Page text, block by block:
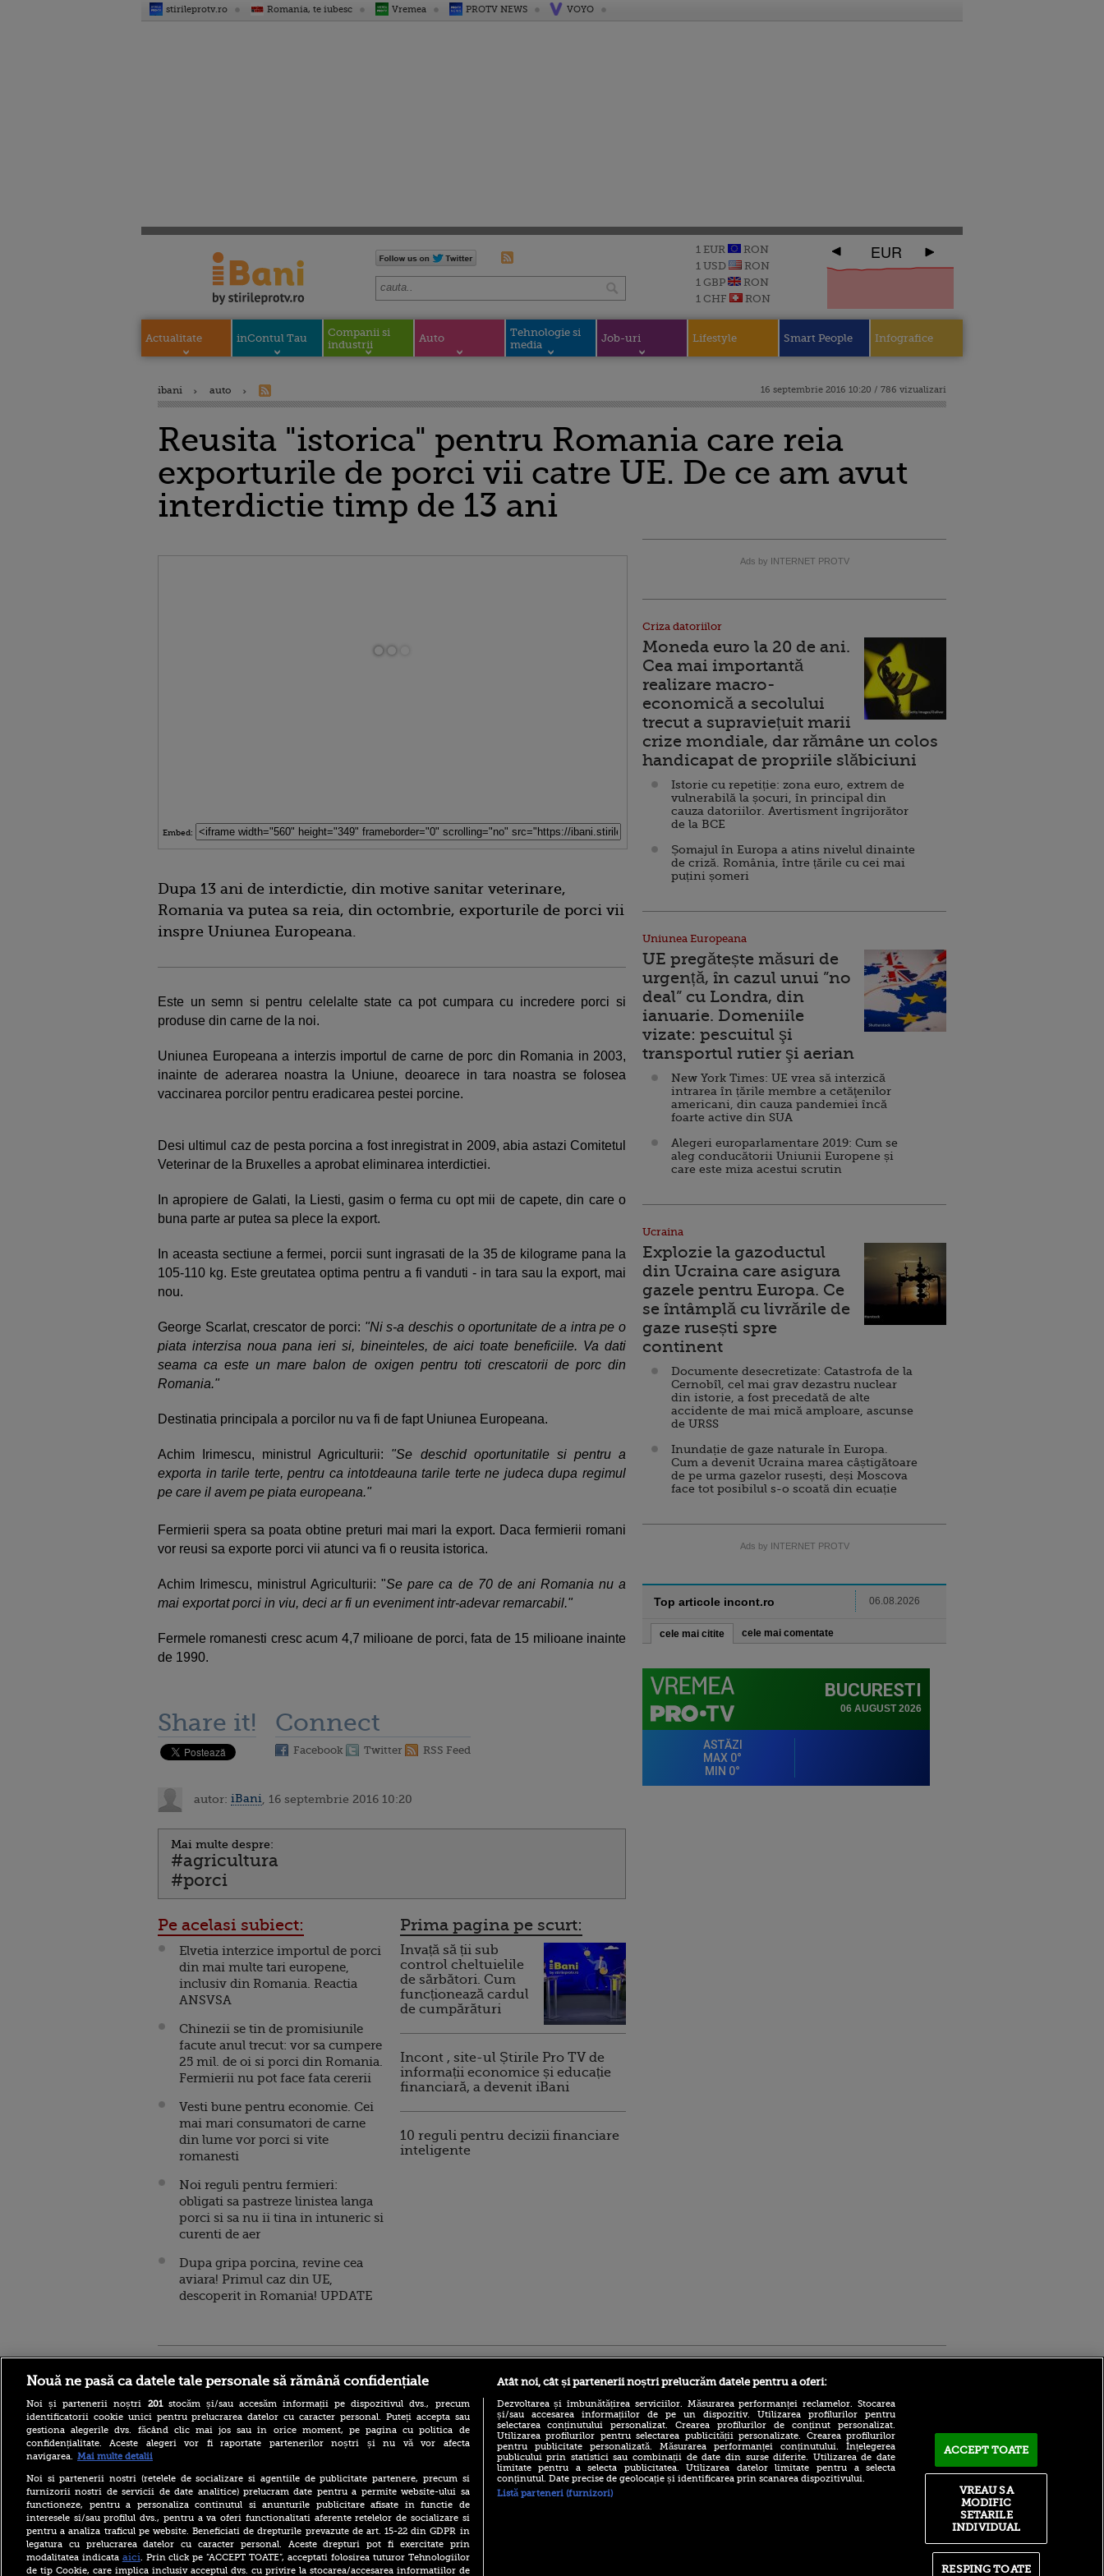
stirileprotv.ro Romania, te iubesc Vremea PROTV NEWS VOYO
1 EUR
RON
1 USD
RON
1 GBP
RON
1 CHF
RON
EUR
Actualitate inContul Tau
Companii si
industrii
Auto
Tehnologie si
media
Job-uri Lifestyle Smart People Infografice
ibani auto 16 septembrie 2016 10:20 / 786 vizualizari
Reusita "istorica" pentru Romania care reia
exporturile de porci vii catre UE. De ce am avut
interdictie timp de 13 ani
Embed:
Dupa 13 ani de interdictie, din motive sanitar veterinare,
Romania va putea sa reia, din octombrie, exporturile de porci vii
inspre Uniunea Europeana.
Este un semn si pentru celelalte state ca pot cumpara cu incredere porci si
produse din carne de la noi.
Uniunea Europeana a interzis importul de carne de porc din Romania in 2003,
inainte de aderarea noastra la Uniune, deoarece in tara noastra se folosea
vaccinarea porcilor pentru eradicarea pestei porcine.
Desi ultimul caz de pesta porcina a fost inregistrat in 2009, abia astazi Comitetul
Veterinar de la Bruxelles a aprobat eliminarea interdictiei.
In apropiere de Galati, la Liesti, gasim o ferma cu opt mii de capete, din care o
buna parte ar putea sa plece la export.
In aceasta sectiune a fermei, porcii sunt ingrasati de la 35 de kilograme pana la
105-110 kg. Este greutatea optima pentru a fi vanduti - in tara sau la export, mai
nou.
George Scarlat, crescator de porci: "Ni s-a deschis o oportunitate de a intra pe o
piata interzisa noua pana ieri si, bineinteles, de aici toate beneficiile. Va dati
seama ca este un mare balon de oxigen pentru toti crescatorii de porc din
Romania."
Destinatia principala a porcilor nu va fi de fapt Uniunea Europeana.
Achim Irimescu, ministrul Agriculturii: "Se deschid oportunitatile si pentru a
exporta in tarile terte, pentru ca intotdeauna tarile terte ne judeca dupa regimul
pe care il avem pe piata europeana."
Fermierii spera sa poata obtine preturi mai mari la export. Daca fermierii romani
vor reusi sa exporte porci vii atunci va fi o reusita istorica.
Achim Irimescu, ministrul Agriculturii: "Se pare ca de 70 de ani Romania nu a
mai exportat porci in viu, deci ar fi un eveniment intr-adevar remarcabil."
Fermele romanesti cresc acum 4,7 milioane de porci, fata de 15 milioane inainte
de 1990.
Share it! Connect
Facebook Twitter RSS Feed
autor: iBani , 16 septembrie 2016 10:20
Mai multe despre:
#agricultura
#porci
Pe acelasi subiect:
Elvetia interzice importul de porci
din mai multe tari europene,
inclusiv din Romania. Reactia
ANSVSA
Chinezii se tin de promisiunile
facute anul trecut: vor sa cumpere
25 mil. de oi si porci din Romania.
Fermierii nu pot face fata cererii
Vesti bune pentru economie. Cei
mai mari consumatori de carne
din lume vor porci si vite
romanesti
Noi reguli pentru fermieri:
obligati sa pastreze linistea langa
porci si sa nu ii tina in intuneric si
curenti de aer
Dupa gripa porcina, revine cea
aviara! Primul caz din UE,
descoperit in Romania! UPDATE
Prima pagina pe scurt:
Invață să ții sub
control cheltuielile
de sărbători. Cum
funcționează cardul
de cumpărături
Incont , site-ul Știrile Pro TV de
informații economice și educație
financiară, a devenit iBani
10 reguli pentru decizii financiare
inteligente
Ads by INTERNET PROTV
Criza datoriilor
Moneda euro la 20 de ani.
Cea mai importantă
realizare macro-
economică a secolului
trecut a supraviețuit marii
crize mondiale, dar rămâne un colos
handicapat de propriile slăbiciuni
Istorie cu repetiție: zona euro, extrem de
vulnerabilă la șocuri, în principal din
cauza datoriilor. Avertisment îngrijorător
de la BCE
Șomajul în Europa a atins nivelul dinainte
de criză. România, între țările cu cei mai
puțini șomeri
Uniunea Europeana
UE pregătește măsuri de
urgență, în cazul unui ”no
deal” cu Londra, din
ianuarie. Domeniile
vizate: pescuitul şi
transportul rutier şi aerian
New York Times: UE vrea să interzică
intrarea în țările membre a cetăţenilor
americani, din cauza pandemiei încă
foarte active din SUA
Alegeri europarlamentare 2019: Cum se
aleg conducătorii Uniunii Europene și
care este miza acestui scrutin
Ucraina
Explozie la gazoductul
din Ucraina care asigura
gazele pentru Europa. Ce
se întâmplă cu livrările de
gaze rusești spre
continent
Documente desecretizate: Catastrofa de la
Cernobîl, cel mai grav dezastru nuclear
din istorie, a fost precedată de alte
accidente de mai mică amploare, ascunse
de URSS
Inundație de gaze naturale în Europa.
Cum a devenit Ucraina marea câștigătoare
de pe urma gazelor rusești, deși Moscova
face tot posibilul s-o scoată din ecuație
Ads by INTERNET PROTV
Top articole incont.ro 06.08.2026
cele mai citite cele mai comentate
româncă a fost arestată în
Germania pentru spionaj în
favoarea Rusiei
Alerta West Nile: două
persoane au murit, iar
numărul cazurilor a ajuns la
10. Măsurile de protecție
împotriva țânțarilor
(P) Descoperă Lumea
Evenimentelor din România
Atmosferă din altă lume la
City pentru 50.000.000€ și a
Nouă ne pasă ca datele tale personale să rămână confidențiale
Noi și partenerii noștri 201stocăm și/sau accesăm informații pe dispozitivul dvs., precum
identificatorii cookie unici pentru prelucrarea datelor cu caracter personal. Puteți accepta sau
gestiona alegerile dvs. făcând clic mai jos sau în orice moment, pe pagina cu politica de
confidențialitate. Aceste alegeri vor fi raportate partenerilor noștri și nu vă vor afecta
navigarea. Mai multe detalii
Noi si partenerii nostri (retelele de socializare si agentiile de publicitate partenere, precum si
furnizorii nostri de servicii de date analitice) prelucram date pentru a permite website-ului sa
functioneze, pentru a personaliza continutul si anunturile publicitare afisate in functie de
interesele si/sau profilul dvs., pentru a va oferi functionalitati aferente retelelor de socializare si
pentru a analiza traficul pe website. Beneficiati de drepturile prevazute de art. 15-22 din GDPR in
legatura cu prelucrarea datelor cu caracter personal. Aceste drepturi pot fi exercitate prin
modalitatea indicata aici. Prin click pe “ACCEPT TOATE”, acceptati folosirea tuturor Tehnologiilor
de tip Cookie, care implica inclusiv acceptul dvs. cu privire la stocarea/accesarea informatiilor de
Atât noi, cât și partenerii noștri prelucrăm datele pentru a oferi:
Dezvoltarea și îmbunătățirea serviciilor. Măsurarea performanței reclamelor. Stocarea
și/sau accesarea informațiilor de pe un dispozitiv. Utilizarea profilurilor pentru
selectarea conținutului personalizat. Crearea profilurilor de conținut personalizat.
Utilizarea profilurilor pentru selectarea publicității personalizate. Crearea profilurilor
pentru publicitate personalizată. Măsurarea performanței conținutului. Înțelegerea
publicului prin statistici sau combinații de date din surse diferite. Utilizarea de date
limitate pentru a selecta publicitatea. Utilizarea datelor limitate pentru a selecta
conținutul. Date precise de geolocație și identificarea prin scanarea dispozitivului.
Listă parteneri (furnizori)
ACCEPT TOATE
RESPING TOATE
VREAU SA
MODIFIC
SETARILE
INDIVIDUAL